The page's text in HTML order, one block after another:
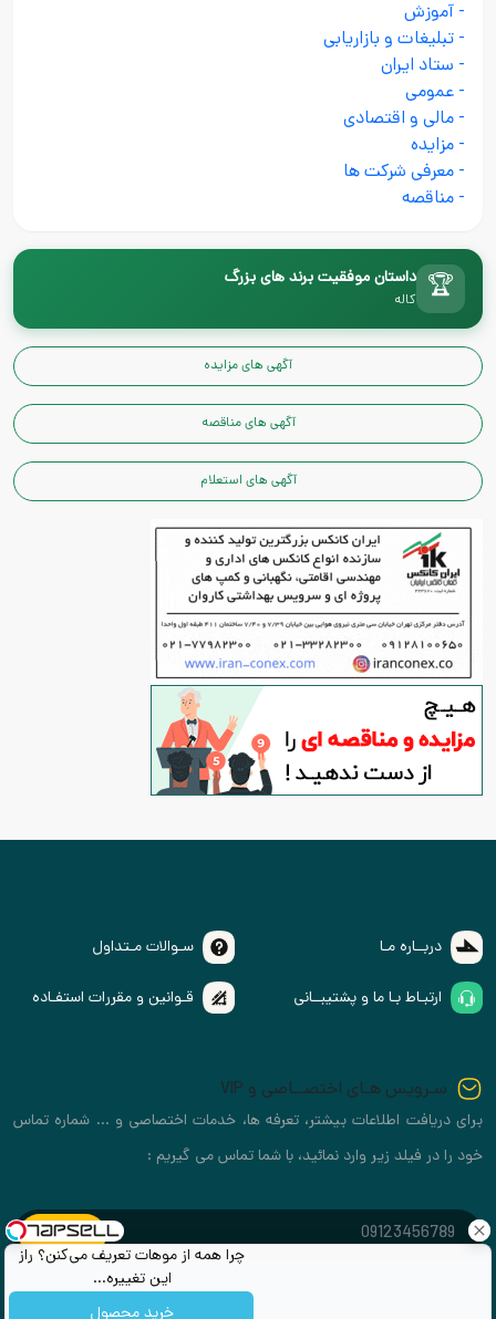
- آموزش
- تبلیغات و بازاریابی
- ستاد ایران
- عمومی
- مالی و اقتصادی
- مزایده
- معرفی شرکت ها
- مناقصه
🏆 داستان موفقیت برند های بزرگ
کاله
آگهی های مزایده
آگهی های مناقصه
آگهی های استعلام
چرا همه از موهات تعریف می‌کنن؟ راز
این تغییره...
خرید محصول
دربــاره مـا سـوالات مـتداول
ارتبـاط بـا ما و پشتیبــانی قـوانین و مقررات استفـاده
سـرویس هـای اختصــاصی و VIP
برای دریافت اطلاعات بیشتر، تعرفه ها، خدمات اختصاصی و ... شماره تماس
خود را در فیلد زیر وارد نمائید، با شما تماس می گیریم :